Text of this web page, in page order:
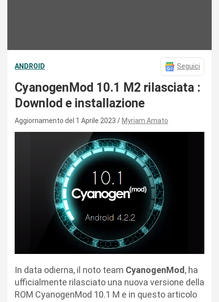
ANDROID Seguici
CyanogenMod 10.1 M2 rilasciata :
Downlod e installazione
Aggiornamento del 1 Aprile 2023 Myriam Amato
In data odierna, il noto team CyanogenMod, ha
ufficialmente rilasciato una nuova versione della
ROM CyanogenMod 10.1 M e in questo articolo